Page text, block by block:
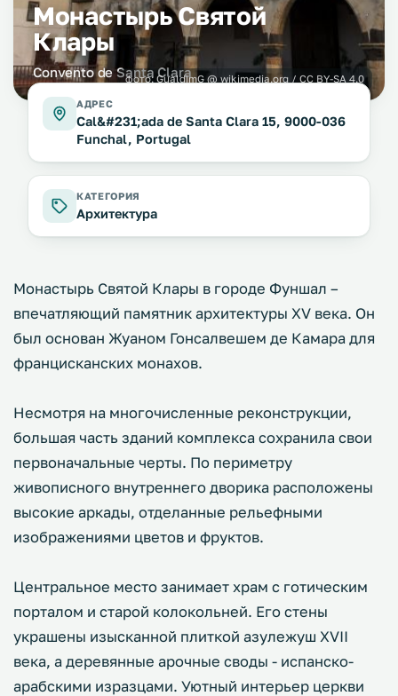
Монастырь Святой
Клары
Convento de Santa Clara
фото: GualdimG @ wikimedia.org / CC BY-SA 4.0
АДРЕС
Cal&#231;ada de Santa Clara 15, 9000-036
Funchal, Portugal
КАТЕГОРИЯ
Архитектура
Монастырь Святой Клары в городе Фуншал –
впечатляющий памятник архитектуры XV века. Он
был основан Жуаном Гонсалвешем де Камара для
францисканских монахов.
Несмотря на многочисленные реконструкции,
большая часть зданий комплекса сохранила свои
первоначальные черты. По периметру
живописного внутреннего дворика расположены
высокие аркады, отделанные рельефными
изображениями цветов и фруктов.
Центральное место занимает храм с готическим
порталом и старой колокольней. Его стены
украшены изысканной плиткой азулежуш XVII
века, а деревянные арочные своды - испанско-
арабскими изразцами. Уютный интерьер церкви